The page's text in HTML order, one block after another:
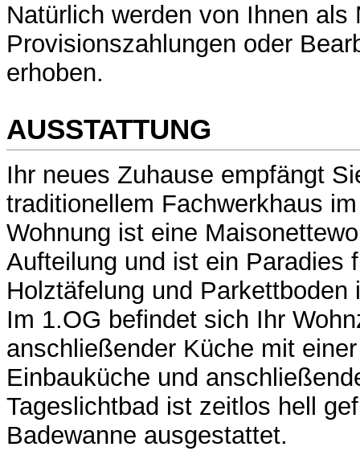
Natürlich werden von Ihnen als
Provisionszahlungen oder
erhoben.
AUSSTATTUNG
Ihr neues Zuhause empfängt
traditionellem Fachwerkhaus
Wohnung ist eine
Aufteilung und ist ein Paradies
Holztäfelung und Parkettboden
Im 1.OG befindet sich Ihr
anschließender Küche mit
Einbauküche und
Tageslichtbad ist zeitlos hell
Badewanne ausgestattet.